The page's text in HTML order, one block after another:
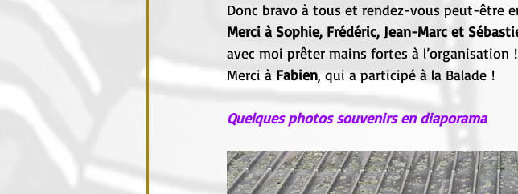
Donc bravo à tous et rendez-vous peut-être
Merci à Sophie, Frédéric, Jean-Marc et
avec moi prêter mains fortes à l’organisation
Merci à Fabien, qui a participé à la Balade !
Quelques photos souvenirs en diaporama